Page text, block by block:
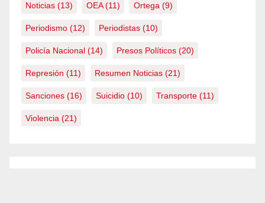
Noticias (13) OEA(11) Ortega (9)
Periodismo (12) Periodistas (10)
Policía Nacional (14) Presos Políticos (20)
Represión (11) Resumen Noticias (21)
Sanciones (16) Suicidio (10) Transporte (11)
Violencia (21)